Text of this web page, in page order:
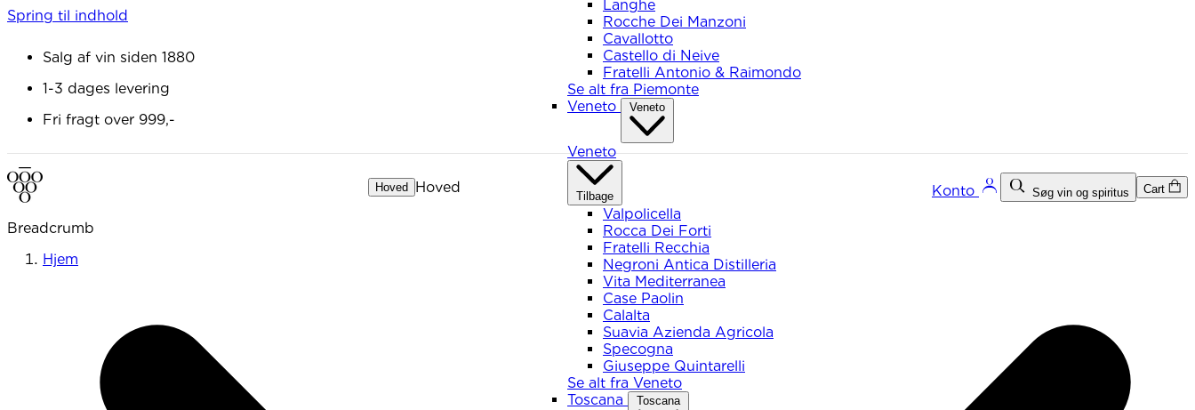
Spring til indhold
Salg af vin siden 1880
1-3 dages levering
Fri fragt over 999,-
Hoved Hoved
Langhe
Rocche Dei Manzoni
Cavallotto
Castello di Neive
Fratelli Antonio & Raimondo
Se alt fra Piemonte
Veneto
Veneto
Veneto
Tilbage
Valpolicella
Rocca Dei Forti
Fratelli Recchia
Negroni Antica Distilleria
Vita Mediterranea
Case Paolin
Calalta
Suavia Azienda Agricola
Specogna
Giuseppe Quintarelli
Se alt fra Veneto
Toscana
Toscana
Konto Søg vin og spiritus Cart
Breadcrumb
Hjem